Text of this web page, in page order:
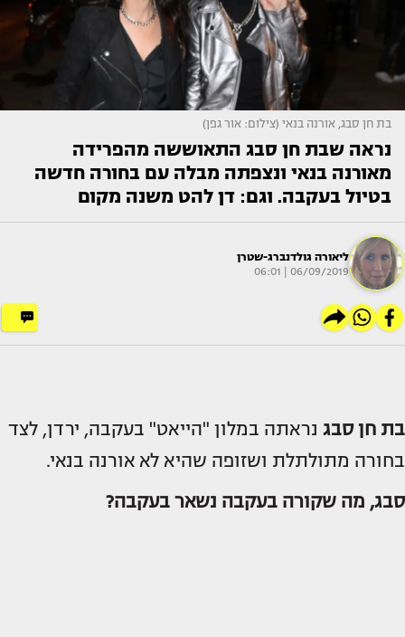
בת חן סבג, אורנה בנאי (צילום: אור גפן)
נראה שבת חן סבג התאוששה מהפרידה
מאורנה בנאי ונצפתה מבלה עם בחורה חדשה
בטיול בעקבה. וגם: דן להט משנה מקום
ליאורה גולדנברג-שטרן
06/09/2019 | 06:01
בת חן סבג נראתה במלון "הייאט" בעקבה, ירדן, לצד
בחורה מתולתלת ושזופה שהיא לא אורנה בנאי.
סבג, מה שקורה בעקבה נשאר בעקבה?